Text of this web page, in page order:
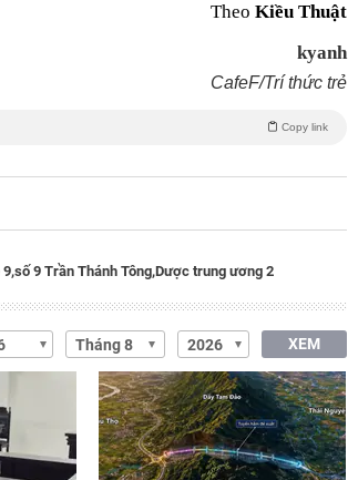
Theo Kiều Thuật
kyanh
CafeF/Trí thức trẻ
Copy link
9,số 9 Trần Thánh Tông,Dược trung ương 2
XEM